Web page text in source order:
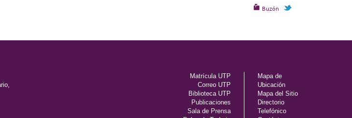
Buzón
Matrícula UTP
Correo UTP
Biblioteca UTP
Publicaciones
Sala de Prensa
Mapa de
Ubicación
Mapa del Sitio
Directorio
Telefónico